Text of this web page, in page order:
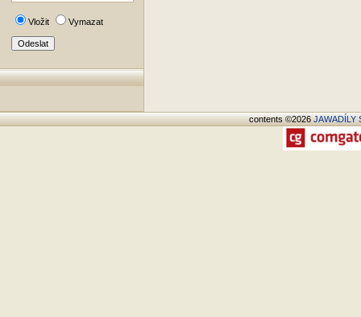
Vložit Vymazat
contents ©2026JAWADÍLY